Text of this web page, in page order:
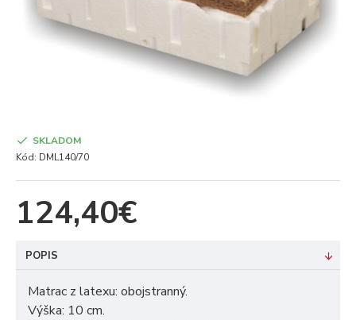
124,40€
SKLADOM
Kód: DML140/70
POPIS
Matrac z latexu: obojstranný.
Výška: 10 cm.